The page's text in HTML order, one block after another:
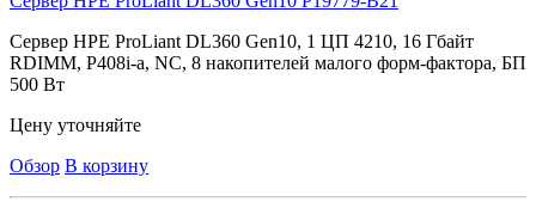
Сервер HPE ProLiant DL360 Gen10, 1 ЦП 4210, 16 Гбайт
RDIMM, P408i-a, NC, 8 накопителей малого форм-фактора, БП
500 Вт
Цену уточняйте
Обзор В корзину